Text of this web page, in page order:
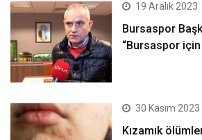
19 Aralık 2023
Bursaspor
“Bursaspor
30 Kasım 2023
Kızamık